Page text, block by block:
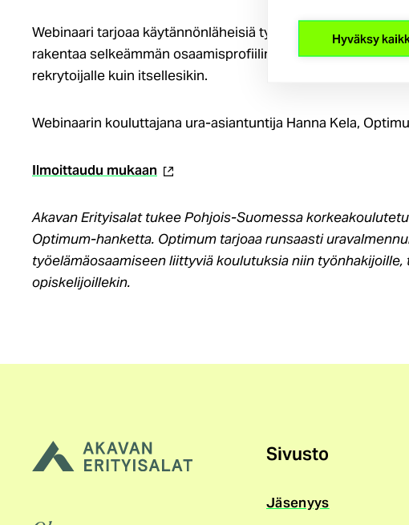
Hyväksy
Webinaari tarjoaa käytännönläheisiä työkaluja ja tekniikoita,
rakentaa selkeämmän osaamisprofiilin ja tehdä osaamisesi
rekrytoijalle kuin itsellesikin.
Webinaarin kouluttajana ura-asiantuntija Hanna Kela,
Ilmoittaudu mukaan (ulkoinen
Akavan Erityisalat tukee Pohjois-Suomessa
Optimum-hanketta. Optimum tarjoaa runsaasti
työelämäosaamiseen liittyviä koulutuksia niin työnhakijoille,
opiskelijoillekin.
Sivusto
Jäsenyys